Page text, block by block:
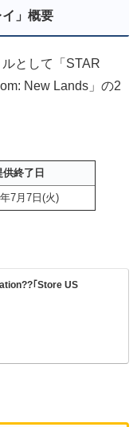
」概要
として「STAR
New Lands」の2
供終了日
7月7日(火)
｢Store US